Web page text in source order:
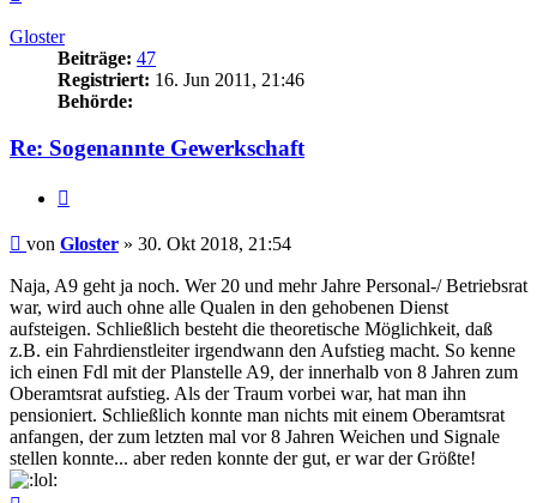
Gloster
Beiträge: 47
Registriert: 16. Jun 2011, 21:46
Behörde:
Re: Sogenannte Gewerkschaft
Beitrag
von Gloster » 30. Okt 2018, 21:54
Naja, A9 geht ja noch. Wer 20 und mehr Jahre Personal-/ Betriebsrat
war, wird auch ohne alle Qualen in den gehobenen Dienst
aufsteigen. Schließlich besteht die theoretische Möglichkeit, daß
z.B. ein Fahrdienstleiter irgendwann den Aufstieg macht. So kenne
ich einen Fdl mit der Planstelle A9, der innerhalb von 8 Jahren zum
Oberamtsrat aufstieg. Als der Traum vorbei war, hat man ihn
pensioniert. Schließlich konnte man nichts mit einem Oberamtsrat
anfangen, der zum letzten mal vor 8 Jahren Weichen und Signale
stellen konnte... aber reden konnte der gut, er war der Größte!